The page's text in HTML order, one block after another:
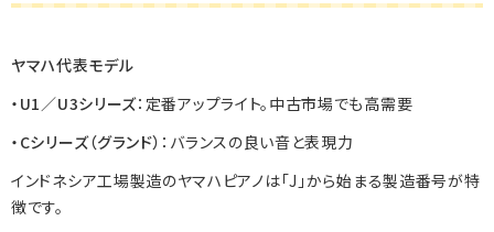
ヤマハ代表モデル
・U1／U3シリーズ：定番アップライト。中古市場でも高需要
・Cシリーズ（グランド） ：バランスの良い音と表現力
インドネシア工場製造のヤマハピアノは「J」から始まる製造番号が特
徴です。